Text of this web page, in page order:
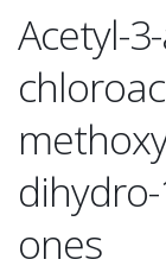
Acetyl-
ones